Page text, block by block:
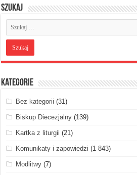
Szukaj
Kategorie
Bez kategorii (31)
Biskup Diecezjalny (139)
Kartka z liturgii (21)
Komunikaty i zapowiedzi (1 843)
Modlitwy (7)